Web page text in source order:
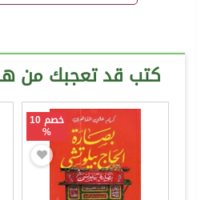
كتب قد تعجبك من
خصم 10
%